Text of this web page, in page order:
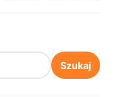
Szukaj